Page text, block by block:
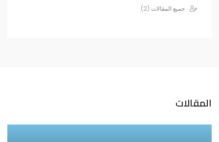
جميع المقالات (2)
المقالات